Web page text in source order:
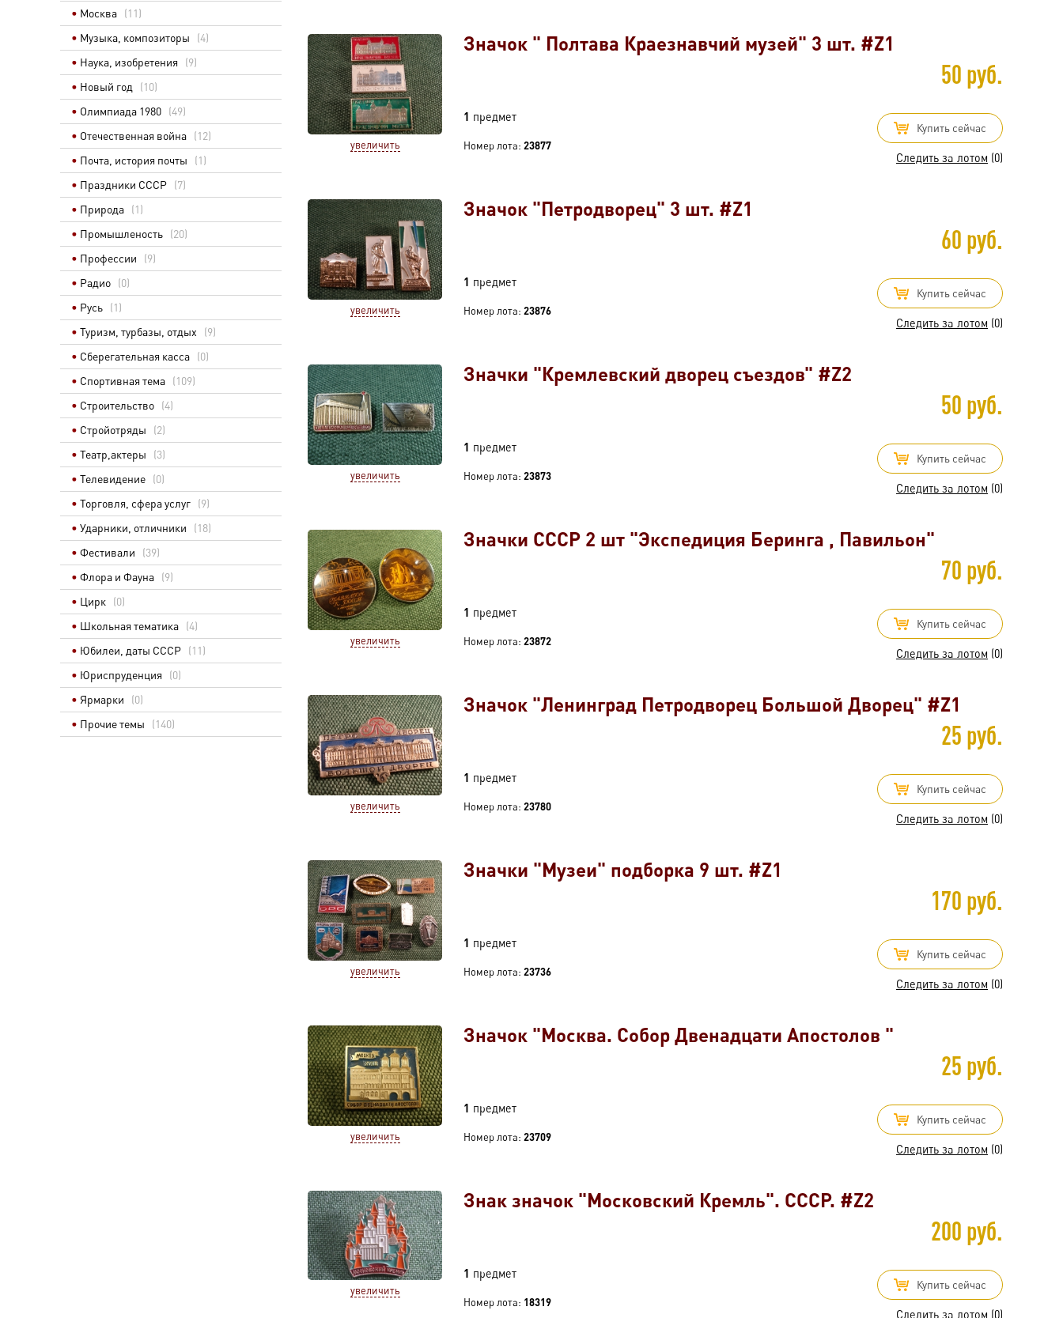
Москва (11)
Музыка, композиторы
(4)
Наука, изобретения
(9)
Новый год
(10)
Олимпиада 1980 (49)
Отечественная война (12)
Почта, история почты
(1)
Праздники СССР (7)
Природа (1)
Промышленость (20)
Профессии
(9)
Радио (0)
Русь (1)
Туризм, турбазы, отдых
(9)
Сберегательная касса (0)
Спортивная тема (109)
Строительство (4)
Стройотряды
(2)
Театр,актеры
(3)
Телевидение (0)
Торговля, сфера услуг (9)
Ударники, отличники
(18)
Фестивали
(39)
Флора и Фауна (9)
Цирк (0)
Школьная тематика (4)
Юбилеи, даты СССР (11)
Юриспруденция
(0)
Ярмарки
(0)
Прочие темы
(140)
увеличить
Значок " Полтава Краезнавчий музей" 3 шт. #Z1
50 руб.
1 предмет
Номер лота: 23877
Купить сейчас
Следить за лотом (0)
увеличить
Значок "Петродворец" 3 шт. #Z1
60 руб.
1 предмет
Номер лота: 23876
Купить сейчас
Следить за лотом (0)
увеличить
Значки "Кремлевский дворец съездов" #Z2
50 руб.
1 предмет
Номер лота: 23873
Купить сейчас
Следить за лотом (0)
увеличить
Значки СССР 2 шт "Экспедиция Беринга , Павильон"
70 руб.
1 предмет
Номер лота: 23872
Купить сейчас
Следить за лотом (0)
увеличить
Значок "Ленинград Петродворец Большой Дворец" #Z1
25 руб.
1 предмет
Номер лота: 23780
Купить сейчас
Следить за лотом (0)
увеличить
Значки "Музеи" подборка 9 шт. #Z1
170 руб.
1 предмет
Номер лота: 23736
Купить сейчас
Следить за лотом (0)
увеличить
Значок "Москва. Собор Двенадцати Апостолов "
25 руб.
1 предмет
Номер лота: 23709
Купить сейчас
Следить за лотом (0)
увеличить
Знак значок "Московский Кремль". СССР. #Z2
200 руб.
1 предмет
Номер лота: 18319
Купить сейчас
Следить за лотом (0)